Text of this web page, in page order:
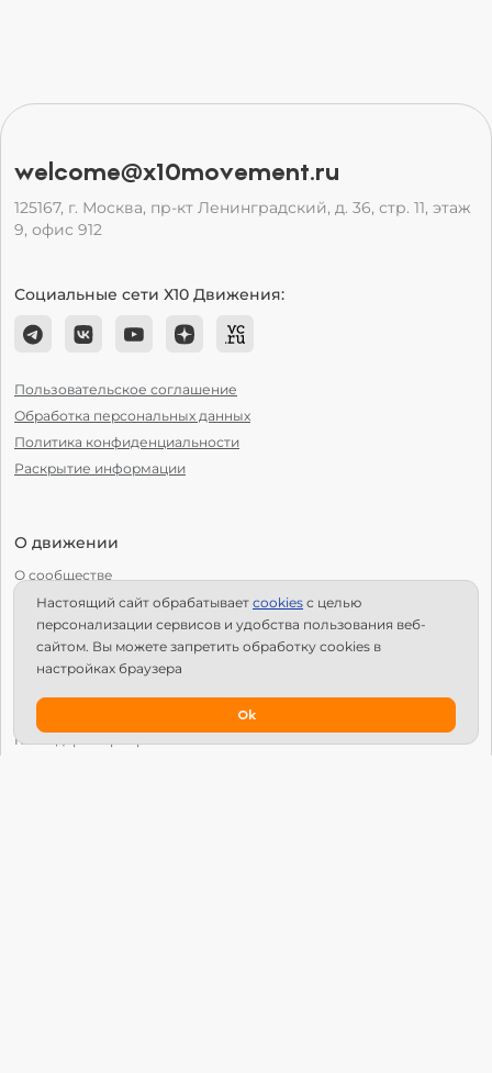
welcome@x10movement.ru
125167, г. Москва, пр-кт Ленинградский, д. 36, стр. 11, этаж
9, офис 912
Социальные сети Х10 Движения:
Пользовательское соглашение
Обработка персональных данных
Политика конфиденциальности
Раскрытие информации
О движении
О сообществе
С чего начать?
Структура Х10
Как стать региональным лидером?
Календарь мероприятий
Настоящий сайт обрабатывает сookies с целью
персонализации сервисов и удобства пользования веб-
сайтом. Вы можете запретить обработку сookies в
настройках браузера
Ok